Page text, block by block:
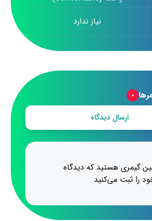
نیاز ندارد
۰
ارسال دیدگاه
گیمری هستید که دیدگاه
را ثبت می‌کنید